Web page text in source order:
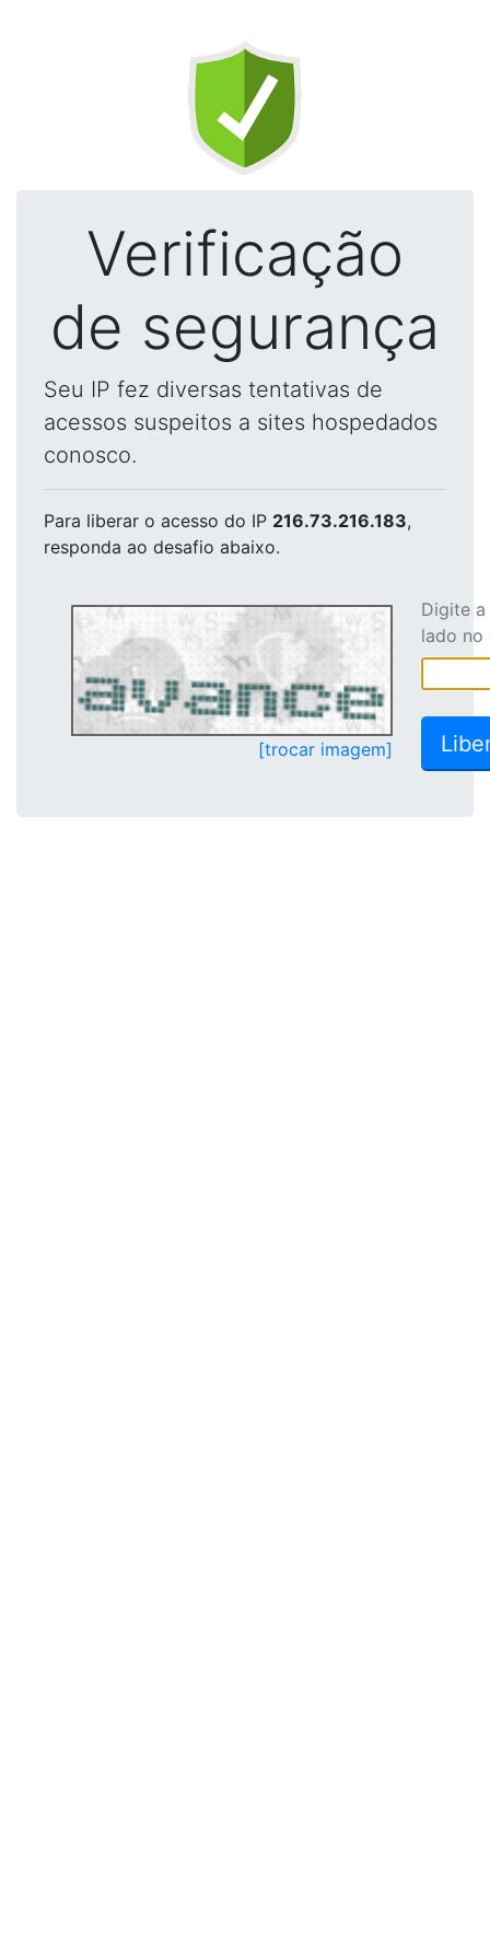
Verificação
de segurança
Seu IP fez diversas tentativas de
acessos suspeitos a sites hospedados
conosco.
Para liberar o acesso do IP 216.73.216.183,
responda ao desafio abaixo.
[trocar imagem]
Digite
lado no